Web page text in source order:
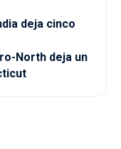
deja cinco
North deja un